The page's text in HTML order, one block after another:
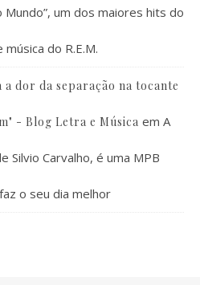
Mundo”, um dos maiores hits do
do R.E.M.
dor da separação na tocante
- Blog Letra e Música em A
Silvio Carvalho, é uma MPB
o seu dia melhor